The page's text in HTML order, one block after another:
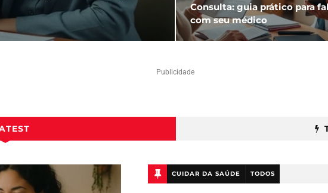
Consulta: guia prático para
com seu médico
Publicidade
CUIDAR DA SAÚDE TODOS